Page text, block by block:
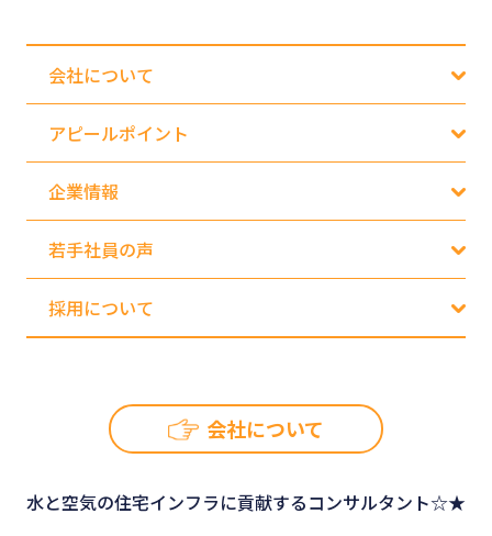
会社について
アピールポイント
企業情報
若手社員の声
採用について
会社について
水と空気の住宅インフラに貢献するコンサルタント☆★